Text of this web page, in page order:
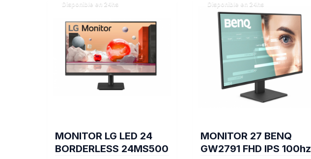
Disponible en 24hs
MONITOR LG LED 24
BORDERLESS 24MS500
Disponible en 24hs
MONITOR 27 BENQ
GW2791 FHD IPS 100hz